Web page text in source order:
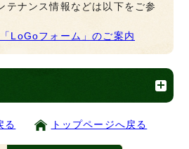
テナンス情報などは以下をご参
LoGoフォーム」のご案内
る トップページへ戻る